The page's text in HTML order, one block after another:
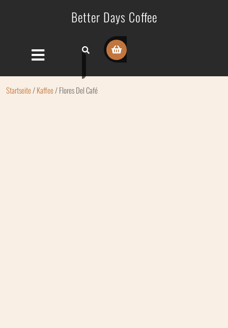
Better Days Coffee
Startseite/Kaffee/ Flores Del Café